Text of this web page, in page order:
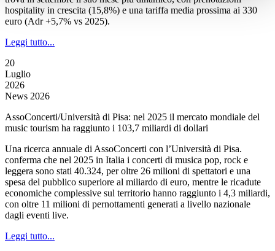
hospitality in crescita (15,8%) e una tariffa media prossima ai 330
euro (Adr +5,7% vs 2025).
Leggi tutto...
20
Luglio
2026
News 2026
AssoConcerti/Università di Pisa: nel 2025 il mercato mondiale del
music tourism ha raggiunto i 103,7 miliardi di dollari
Una ricerca annuale di AssoConcerti con l’Università di Pisa.
conferma che nel 2025 in Italia i concerti di musica pop, rock e
leggera sono stati 40.324, per oltre 26 milioni di spettatori e una
spesa del pubblico superiore al miliardo di euro, mentre le ricadute
economiche complessive sul territorio hanno raggiunto i 4,3 miliardi,
con oltre 11 milioni di pernottamenti generati a livello nazionale
dagli eventi live.
Leggi tutto...